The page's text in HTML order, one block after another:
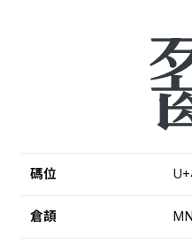
碼位
倉頡